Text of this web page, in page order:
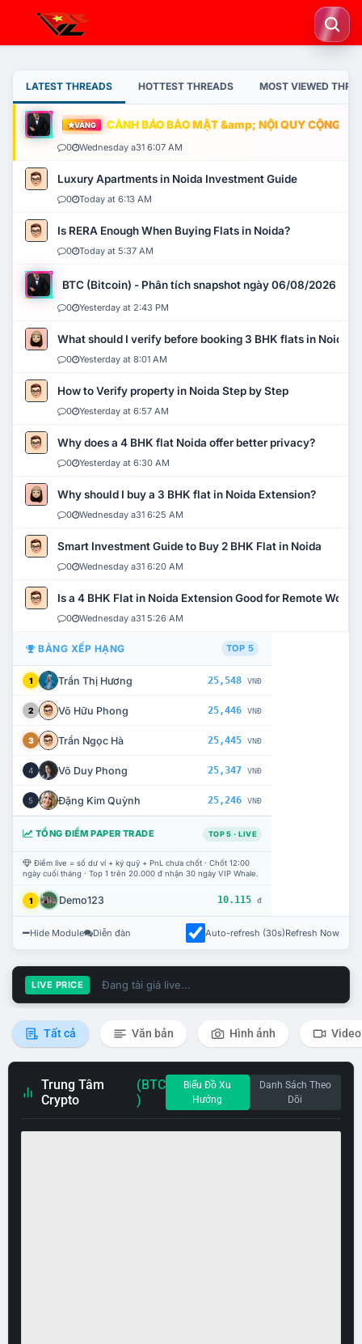
LATEST THREADS HOTTEST THREADS MOST VIEWED
VÀNG CẢNH BÁO BẢO MẬT &amp; NỘI QUY CỘNG
0 Wednesday a31 6:07 AM
Luxury Apartments in Noida Investment Guide
0 Today at 6:13 AM
Is RERA Enough When Buying Flats in Noida?
0 Today at 5:37 AM
BTC (Bitcoin) - Phân tích snapshot ngày 06/08/2026
0 Yesterday at 2:43 PM
What should I verify before booking 3 BHK flats in Noida?
0 Yesterday at 8:01 AM
How to Verify property in Noida Step by Step
0 Yesterday at 6:57 AM
Why does a 4 BHK flat Noida offer better privacy?
0 Yesterday at 6:30 AM
Why should I buy a 3 BHK flat in Noida Extension?
0 Wednesday a31 6:25 AM
Smart Investment Guide to Buy 2 BHK Flat in Noida
0 Wednesday a31 6:20 AM
Is a 4 BHK Flat in Noida Extension Good for Remote Work?
0 Wednesday a31 5:26 AM
BẢNG XẾP HẠNG TOP 5
1 Trần Thị Hương 25,548 VNĐ
2 Võ Hữu Phong 25,446 VNĐ
3 Trần Ngọc Hà 25,445 VNĐ
4 Võ Duy Phong 25,347 VNĐ
5 Đặng Kim Quỳnh 25,246 VNĐ
TỔNG ĐIỂM PAPER TRADE TOP 5 · LIVE
Điểm live = số dư ví + ký quỹ + PnL chưa chốt · Chốt 12:00
ngày cuối tháng · Top 1 trên 20.000 đ nhận 30 ngày VIP Whale.
1 Demo123 10.115 đ
Hide Module Diễn đàn Auto-refresh (30s)Refresh Now
LIVE PRICE Đang tải giá live...
Tất cả Văn bản Hình ảnh Video
Trung Tâm
Crypto
(BTC
)
Biểu Đồ Xu
Hướng
Danh Sách Theo
Dõi